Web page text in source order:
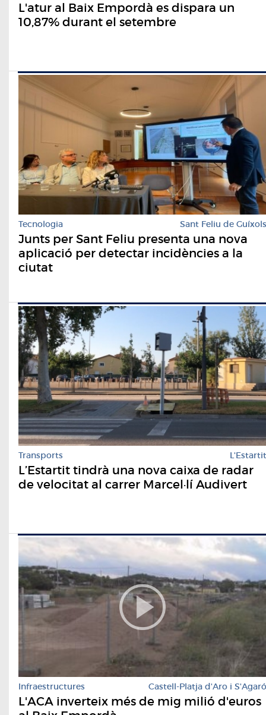
L'atur al Baix Empordà es dispara un
10,87% durant el setembre
Tecnologia Sant Feliu de Guíxols
Junts per Sant Feliu presenta una nova
aplicació per detectar incidències a la
ciutat
Transports L'Estartit
L’Estartit tindrà una nova caixa de radar
de velocitat al carrer Marcel·lí Audivert
Infraestructures Castell-Platja d'Aro i S'Agaró
L'ACA inverteix més de mig milió d'euros